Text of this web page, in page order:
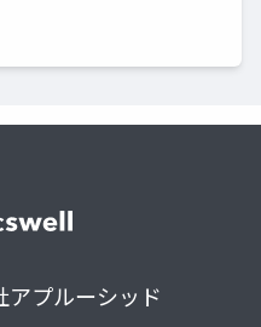
プルーシッド